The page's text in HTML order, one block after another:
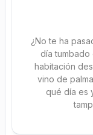
¿No te ha
día
habitación
vino de
qué día es